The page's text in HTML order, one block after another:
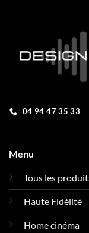
04 94 47 35 33
Menu
Tous les
Haute Fidélité
Home cinéma